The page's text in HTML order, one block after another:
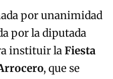
por unanimidad
por la diputada
instituir laFiesta
, que se